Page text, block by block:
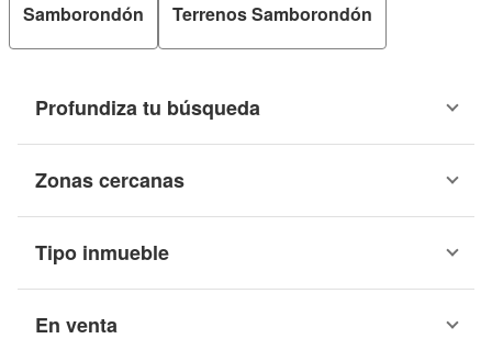
Samborondón Terrenos Samborondón
Profundiza tu búsqueda
Zonas cercanas
Tipo inmueble
En venta